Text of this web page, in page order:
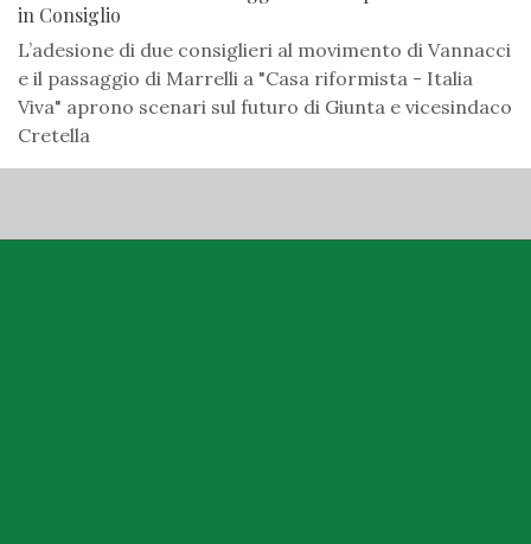
in Consiglio
L’adesione di due consiglieri al movimento di Vannacci
e il passaggio di Marrelli a "Casa riformista - Italia
Viva" aprono scenari sul futuro di Giunta e vicesindaco
Cretella